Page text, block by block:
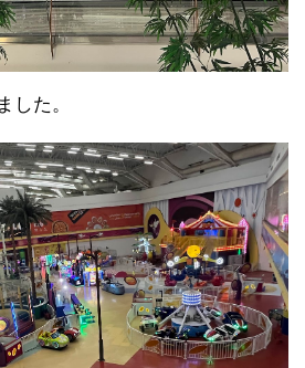
した。